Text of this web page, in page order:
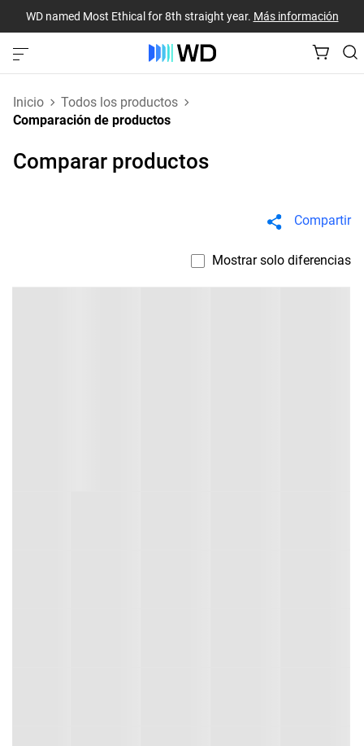
WD named Most Ethical for 8th straight year. Más información
Inicio
Todos los productos
Comparación de productos
Comparar productos
Compartir
Mostrar solo diferencias